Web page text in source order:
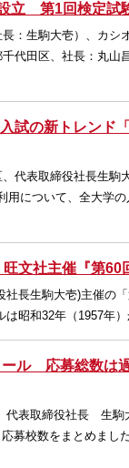
立 第1回検定試
：生駒大壱）、カ
代田区、社長：丸
の新トレンド
代表取締役社長生駒
用について、全大学
文社主催『第
長生駒大壱)主催の
昭和32年（1957年
ール 応募総数
表取締役社長 生駒
募校数をまとめまし